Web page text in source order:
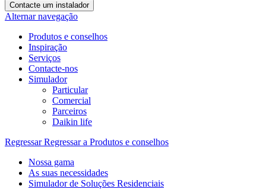
Contacte um instalador
Alternar navegação
Produtos e conselhos
Inspiração
Serviços
Contacte-nos
Simulador
Particular
Comercial
Parceiros
Daikin life
Regressar Regressar a Produtos e conselhos
Nossa gama
As suas necessidades
Simulador de Soluções Residenciais